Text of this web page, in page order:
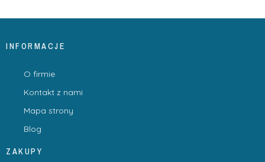
INFORMACJE
O firmie
Kontakt z nami
Mapa strony
Blog
ZAKUPY